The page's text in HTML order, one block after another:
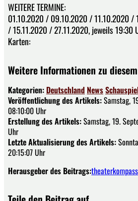
WEITERE TERMINE:
01.10.2020 / 09.10.2020 / 11.10.2020 /
/ 15.11.2020 / 27.11.2020, jeweils 19:30
Karten:
Weitere Informationen zu
Kategorien: Deutschland News
Veröffentlichung des Artikels:Samstag,
08:10:00 Uhr
Erstellung des Artikels:Samstag, 19.
Uhr
Letzte Aktualisierung des Artikels:
20:15:07 Uhr
Herausgeber des Beitrags: